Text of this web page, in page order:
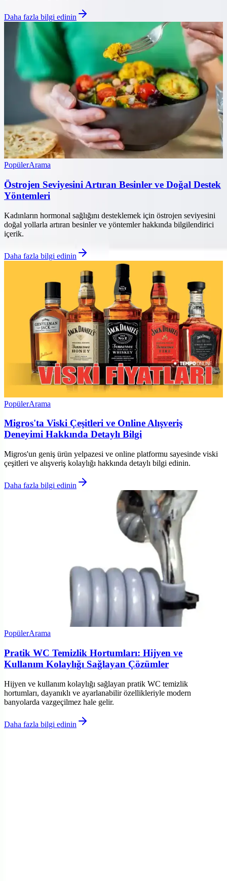
Daha fazla bilgi edinin
PopülerArama
Östrojen Seviyesini Artıran Besinler ve Doğal Destek
Yöntemleri
Kadınların hormonal sağlığını desteklemek için östrojen seviyesini
doğal yollarla artıran besinler ve yöntemler hakkında bilgilendirici
içerik.
Daha fazla bilgi edinin
PopülerArama
Migros'ta Viski Çeşitleri ve Online Alışveriş
Deneyimi Hakkında Detaylı Bilgi
Migros'un geniş ürün yelpazesi ve online platformu sayesinde viski
çeşitleri ve alışveriş kolaylığı hakkında detaylı bilgi edinin.
Daha fazla bilgi edinin
PopülerArama
Pratik WC Temizlik Hortumları: Hijyen ve
Kullanım Kolaylığı Sağlayan Çözümler
Hijyen ve kullanım kolaylığı sağlayan pratik WC temizlik
hortumları, dayanıklı ve ayarlanabilir özellikleriyle modern
banyolarda vazgeçilmez hale gelir.
Daha fazla bilgi edinin